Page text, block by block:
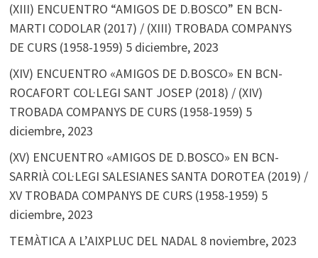
(XIII) ENCUENTRO “AMIGOS DE D.BOSCO” EN BCN-
MARTI CODOLAR (2017) / (XIII) TROBADA COMPANYS
DE CURS (1958-1959) 5 diciembre, 2023
(XIV) ENCUENTRO «AMIGOS DE D.BOSCO» EN BCN-
ROCAFORT COL·LEGI SANT JOSEP (2018) / (XIV)
TROBADA COMPANYS DE CURS (1958-1959) 5
diciembre, 2023
(XV) ENCUENTRO «AMIGOS DE D.BOSCO» EN BCN-
SARRIÀ COL·LEGI SALESIANES SANTA DOROTEA (2019) /
XV TROBADA COMPANYS DE CURS (1958-1959) 5
diciembre, 2023
TEMÀTICA A L’AIXPLUC DEL NADAL 8 noviembre, 2023